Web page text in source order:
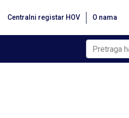
Centralni registar HOV O nama